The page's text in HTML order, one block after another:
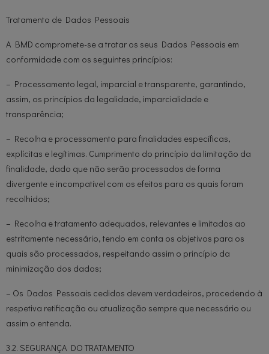
Tratamento de Dados Pessoais
A BMD compromete-se a tratar os seus Dados Pessoais em
conformidade com os seguintes princípios:
– Processamento legal, imparcial e transparente, garantindo,
assim, os princípios da legalidade, imparcialidade e
transparência;
– Recolha e processamento para finalidades específicas,
explícitas e legítimas. Cumprimento do princípio da limitação da
finalidade, dado que não serão processados de forma
divergente e incompatível com os efeitos para os quais foram
recolhidos;
– Recolha e tratamento adequados, relevantes e limitados ao
estritamente necessário, tendo em conta os objetivos para os
quais são processados, respeitando assim o princípio da
minimização dos dados;
– Os Dados Pessoais cedidos devem verdadeiros, procedendo à
respetiva retificação ou atualização sempre que necessário ou
assim o entenda.
3.2. SEGURANÇA DO TRATAMENTO